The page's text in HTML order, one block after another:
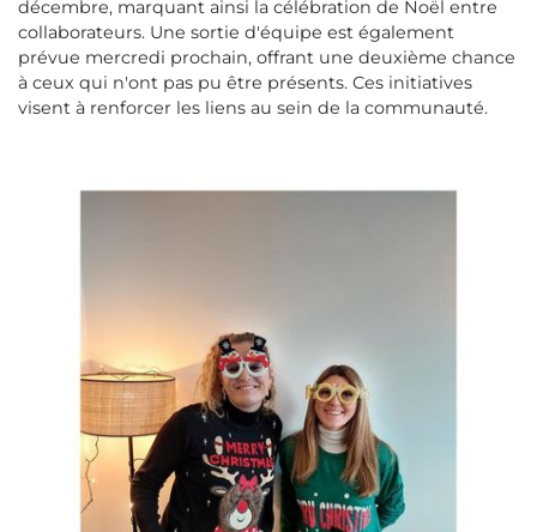
décembre, marquant ainsi la célébration de Noël entre
collaborateurs. Une sortie d'équipe est également
prévue mercredi prochain, offrant une deuxième chance
à ceux qui n'ont pas pu être présents. Ces initiatives
visent à renforcer les liens au sein de la communauté.